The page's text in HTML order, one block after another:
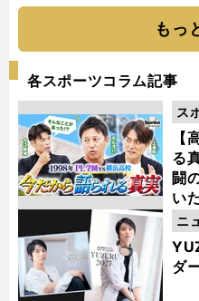
もっ
各スポーツコラム記事
【
る
闘
い
ス
動
ダ
ニ